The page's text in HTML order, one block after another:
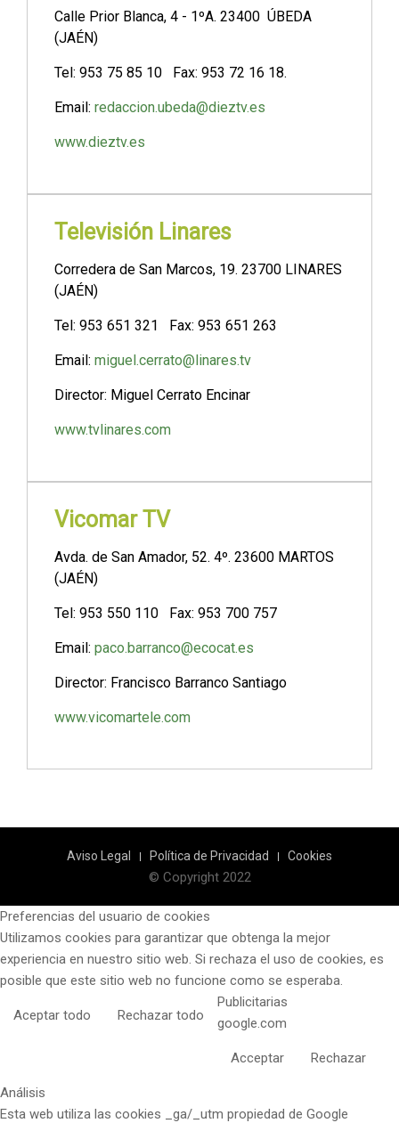
Calle Prior Blanca, 4 - 1ºA. 23400 ÚBEDA
(JAÉN)
Tel: 953 75 85 10 Fax: 953 72 16 18.
Email: redaccion.ubeda@dieztv.es
www.dieztv.es
Televisión Linares
Corredera de San Marcos, 19. 23700 LINARES
(JAÉN)
Tel: 953 651 321 Fax: 953 651 263
Email: miguel.cerrato@linares.tv
Director: Miguel Cerrato Encinar
www.tvlinares.com
Vicomar TV
Avda. de San Amador, 52. 4º. 23600 MARTOS
(JAÉN)
Tel: 953 550 110 Fax: 953 700 757
Email: paco.barranco@ecocat.es
Director: Francisco Barranco Santiago
www.vicomartele.com
Aviso Legal Política de Privacidad Cookies
© Copyright 2022
Preferencias del usuario de cookies
Utilizamos cookies para garantizar que obtenga la mejor
experiencia en nuestro sitio web. Si rechaza el uso de cookies, es
posible que este sitio web no funcione como se esperaba.
Aceptar todo Rechazar todo
Publicitarias
google.com
Acceptar Rechazar
Análisis
Esta web utiliza las cookies _ga/_utm propiedad de Google